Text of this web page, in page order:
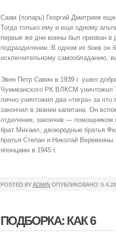
Саам (лопарь) Георгий Дмитриев
Тогда только ему и еще одному
первые же дни воины был призван в
подразделении. В одном из боев он
исключительному самообладанию,
Эвен Петр Савин в 1939 г. ушел
Чумиканского РК ВЛКСМ уничтожил
лично уничтожил два «тигра» за
закончил в звании капитана. Он
отделения, закончив —
брат Михаил, двоюродные братья
братья Степан и Николай
японцами в 1945 г.
POSTED BYADMIN ОПУБЛИКОВАНО:
ПОДБОРКА: КАК 6